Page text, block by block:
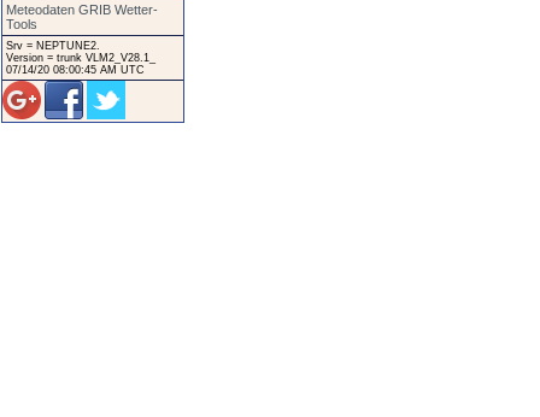
Meteodaten GRIB Wetter-
Tools
Srv = NEPTUNE2.
Version = trunk VLM2_V28.1_
07/14/20 08:00:45 AM UTC